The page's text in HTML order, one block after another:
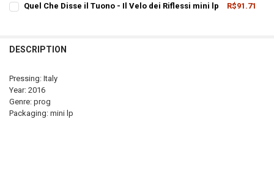
STOCK:
Quel Che Disse il Tuono - Il Velo dei Riflessi mini lp
R$91.71
DESCRIPTION
Pressing: Italy
Year: 2016
Genre: prog
Packaging: mini lp